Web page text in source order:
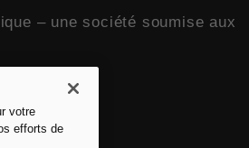
– une société soumise aux
votre
efforts de